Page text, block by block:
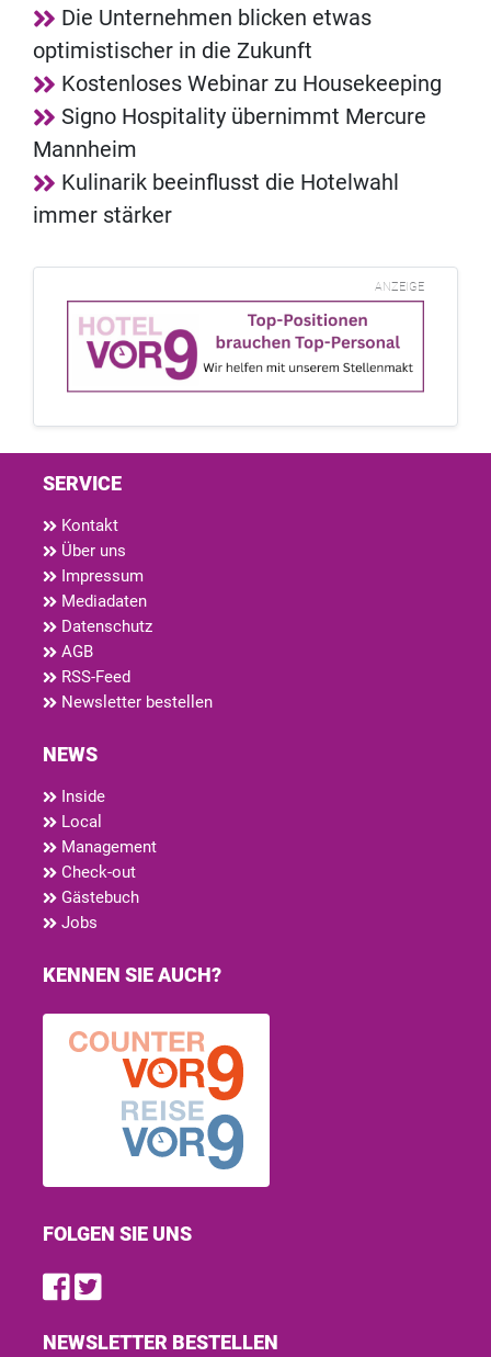
Die Unternehmen blicken etwas
optimistischer in die Zukunft
Kostenloses Webinar zu Housekeeping
Signo Hospitality übernimmt Mercure
Mannheim
Kulinarik beeinflusst die Hotelwahl
immer stärker
ANZEIGE
SERVICE
Kontakt
Über uns
Impressum
Mediadaten
Datenschutz
AGB
RSS-Feed
Newsletter bestellen
NEWS
Inside
Local
Management
Check-out
Gästebuch
Jobs
KENNEN SIE AUCH?
FOLGEN SIE UNS
Find us on Facebook
Follow us on Twitter
NEWSLETTER BESTELLEN